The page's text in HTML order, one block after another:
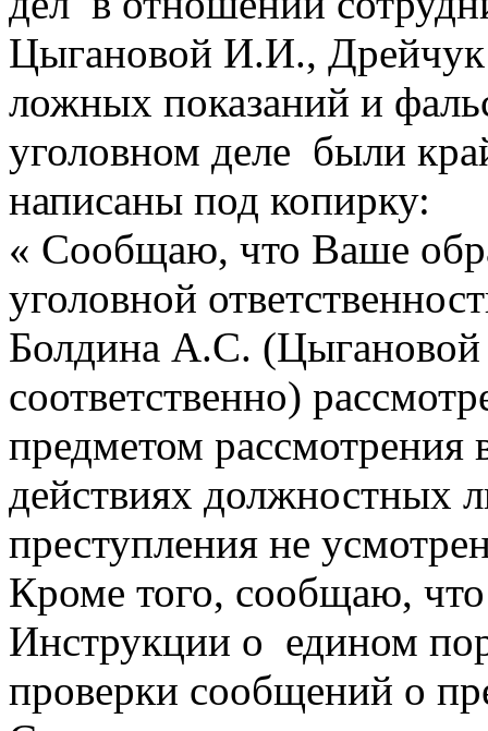
Цыгановой И.И.,
ложных показаний и
уголовном деле были
написаны под копирку:
« Сообщаю, что Ваше
уголовной
Болдина А.С.
соответственно)
предметом
действиях должностных
преступления не
Кроме того, сообщаю, что
Инструкции о едином
проверки сообщений о